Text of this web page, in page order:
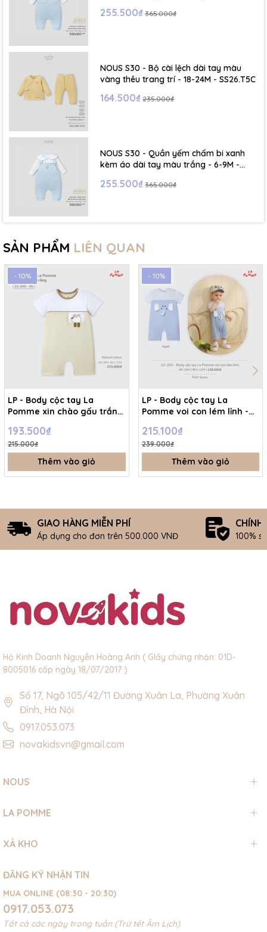
255.500₫ 365.000₫
NOUS S30 - Bộ cài lệch dài tay màu
vàng thêu trang trí - 18-24M - SS26.T5C
164.500₫ 235.000₫
NOUS S30 - Quần yếm chấm bi xanh
kèm áo dài tay màu trắng - 6-9M -
255.500₫ 365.000₫
SẢN PHẨM LIÊN QUAN
- 10%
LP - Body cộc tay La
Pomme xin chào gấu trắng
193.500₫
215.000₫
Thêm vào giỏ
- 10%
LP - Body cộc tay La
Pomme voi con lém lỉnh -
215.100₫
239.000₫
Thêm vào giỏ
GIAO HÀNG MIỄN PHÍ
Áp dụng cho đơn trên 500.000 VNĐ
CHÍNH
100%
Hộ Kinh Doanh Nguyễn Hoàng Anh ( GIấy chứng nhận: 01D-
8005016 cấp ngày 18/07/2017 )
Số 17, Ngõ 105/42/11 Đường Xuân La, Phường Xuân
Đỉnh, Hà Nội
0917.053.073
novakidsvn@gmail.com
NOUS
LA POMME
XẢ KHO
ĐĂNG KÝ NHẬN TIN
MUA ONLINE (08:30 - 20:30)
0917.053.073
Tất cả các ngày trong tuần (Trừ tết Âm Lịch)